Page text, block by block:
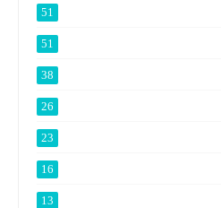
51
51
38
26
23
16
13